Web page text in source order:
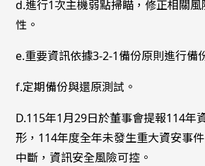
d.進行1次主機弱點掃瞄，修正相關
性。
e.重要資訊依據3-2-1備份原則進行備
f.定期備份與還原測試。
D.115年1月29日於董事會提報114年
形，114年度全年未發生重大資安事
中斷，資訊安全風險可控。